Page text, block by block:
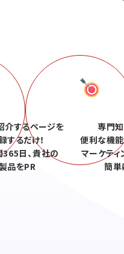
介するページを
するだけ！
日、貴社の
品をPR
専門知
便利な機
マーケテ
簡単